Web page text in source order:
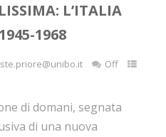
L’ITALIA
1968
Off
di domani, segnata
di una nuova